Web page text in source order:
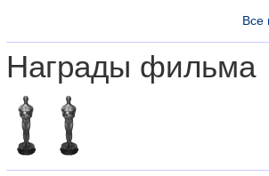
Все
Награды фильма